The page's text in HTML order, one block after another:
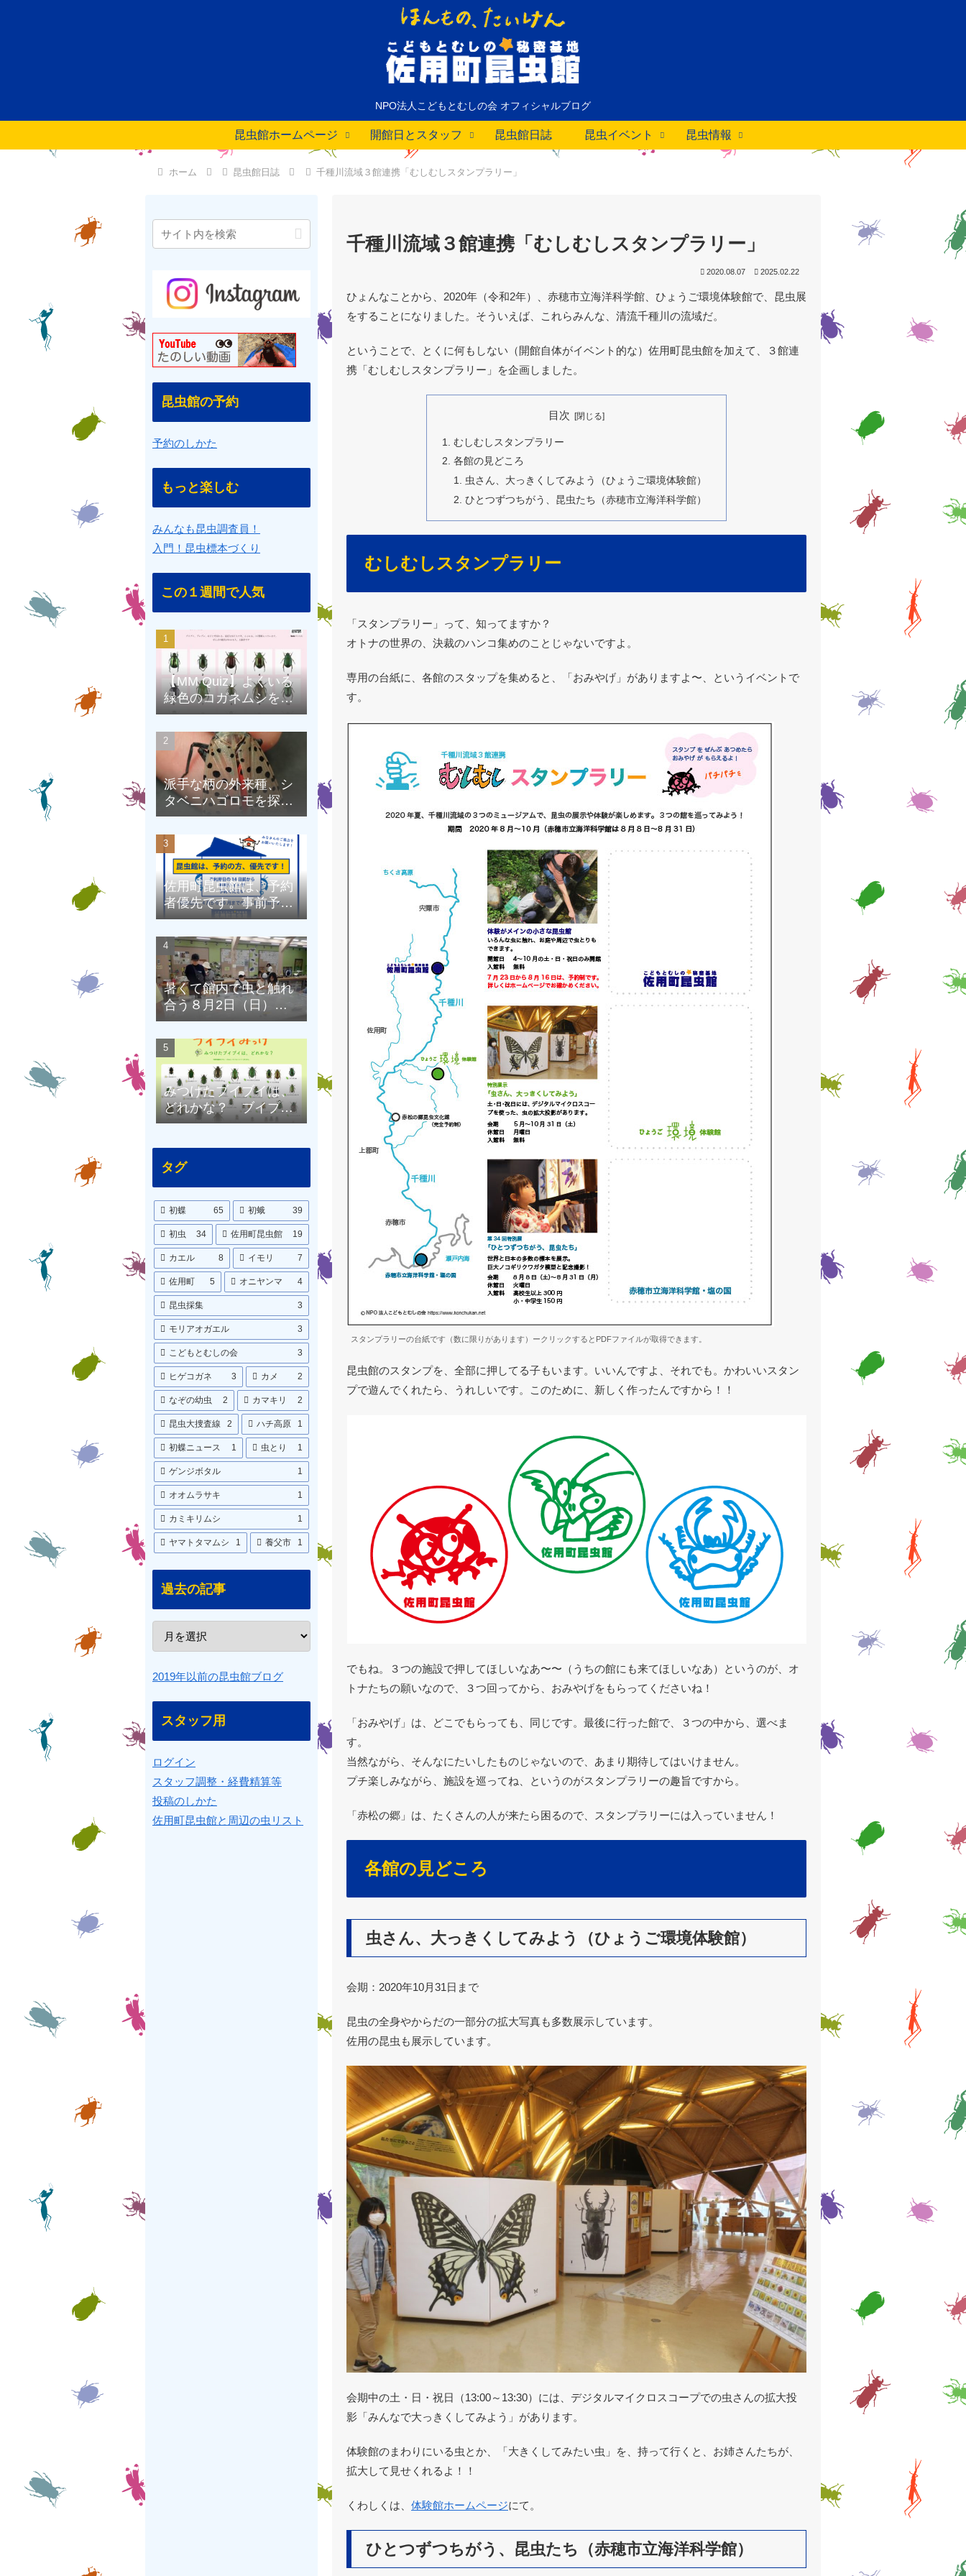
NPO法人こどもとむしの会 オフィシャルブログ
昆虫館ホームページ 開館日とスタッフ 昆虫館日誌 昆虫イベント 昆虫情報
ホーム 昆虫館日誌 千種川流域３館連携「むしむしスタンプラリー」
千種川流域３館連携「むしむしスタンプラリー」
2020.08.07 2025.02.22
ひょんなことから、2020年（令和2年）、赤穂市立海洋科学館、ひょうご環境体験館で、昆虫展
をすることになりました。そういえば、これらみんな、清流千種川の流域だ。
ということで、とくに何もしない（開館自体がイベント的な）佐用町昆虫館を加えて、３館連
携「むしむしスタンプラリー」を企画しました。
目次
むしむしスタンプラリー
各館の見どころ
虫さん、大っきくしてみよう（ひょうご環境体験館）
ひとつずつちがう、昆虫たち（赤穂市立海洋科学館）
むしむしスタンプラリー
「スタンプラリー」って、知ってますか？
オトナの世界の、決裁のハンコ集めのことじゃないですよ。
専用の台紙に、各館のスタップを集めると、「おみやげ」がありますよ〜、というイベントで
す。
スタンプラリーの台紙です（数に限りがあります）ークリックするとPDFファイルが取得できます。
昆虫館のスタンプを、全部に押してる子もいます。いいんですよ、それでも。かわいいスタン
プで遊んでくれたら、うれしいです。このために、新しく作ったんですから！！
でもね。３つの施設で押してほしいなあ〜〜（うちの館にも来てほしいなあ）というのが、オ
トナたちの願いなので、３つ回ってから、おみやげをもらってくださいね！
「おみやげ」は、どこでもらっても、同じです。最後に行った館で、３つの中から、選べま
す。
当然ながら、そんなにたいしたものじゃないので、あまり期待してはいけません。
プチ楽しみながら、施設を巡ってね、というのがスタンプラリーの趣旨ですから。
「赤松の郷」は、たくさんの人が来たら困るので、スタンプラリーには入っていません！
各館の見どころ
虫さん、大っきくしてみよう（ひょうご環境体験館）
会期：2020年10月31日まで
昆虫の全身やからだの一部分の拡大写真も多数展示しています。
佐用の昆虫も展示しています。
会期中の土・日・祝日（13:00～13:30）には、デジタルマイクロスコープでの虫さんの拡大投
影「みんなで大っきくしてみよう」があります。
体験館のまわりにいる虫とか、「大きくしてみたい虫」を、持って行くと、お姉さんたちが、
拡大して見せくれるよ！！
くわしくは、 体験館ホームページにて。
ひとつずつちがう、昆虫たち（赤穂市立海洋科学館）
昆虫館の予約
予約のしかた
もっと楽しむ
みんなも昆虫調査員！
入門！昆虫標本づくり
この１週間で人気
【MM Quiz】よくいる
緑色のコガネムシを、
克服しよう！
派手な柄の外来種、シ
タベニハゴロモを探そ
う
佐用町昆虫館は、予約
者優先です。事前予約
にご協力をお願いしま
す。
暑くて館内で虫と触れ
合う８月2日（日）の
昆虫館
みつけたブイブイは、
どれかな？ ブイブイ
ポスターをつくりまし
タグ
初蝶 65 初蛾 39
初虫 34 佐用町昆虫館 19
カエル 8 イモリ 7
佐用町 5 オニヤンマ 4
昆虫採集 3
モリアオガエル 3
こどもとむしの会 3
ヒゲコガネ 3 カメ 2
なぞの幼虫 2 カマキリ 2
昆虫大捜査線 2 ハチ高原 1
初蝶ニュース 1 虫とり 1
ゲンジボタル 1
オオムラサキ 1
カミキリムシ 1
ヤマトタマムシ 1 養父市 1
過去の記事
2019年以前の昆虫館ブログ
スタッフ用
ログイン
スタッフ調整・経費精算等
投稿のしかた
佐用町昆虫館と周辺の虫リスト